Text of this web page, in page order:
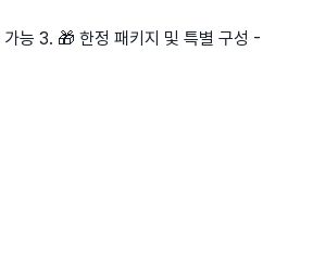
능 3. 🎁 한정 패키지 및 특별 구성 -